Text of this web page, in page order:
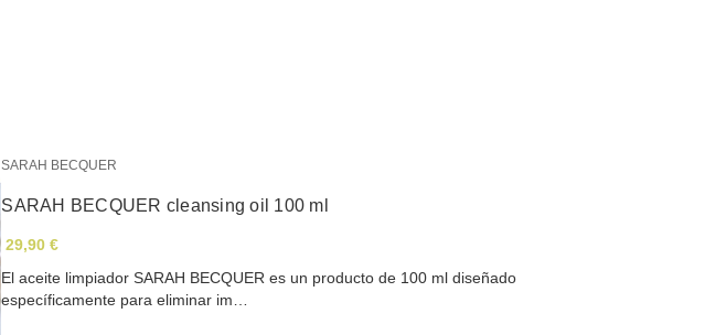
SARAH BECQUER
SARAH BECQUER cleansing oil 100 ml
29,90 €
El aceite limpiador SARAH BECQUER es un producto de 100 ml diseñado
específicamente para eliminar im…